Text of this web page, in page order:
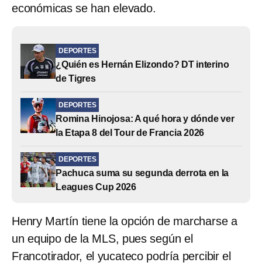
económicas se han elevado.
DEPORTES
¿Quién es Hernán Elizondo? DT interino
de Tigres
DEPORTES
Romina Hinojosa: A qué hora y dónde ver
la Etapa 8 del Tour de Francia 2026
DEPORTES
Pachuca suma su segunda derrota en la
Leagues Cup 2026
Henry Martín tiene la opción de marcharse a
un equipo de la MLS, pues según el
Francotirador, el yucateco podría percibir el